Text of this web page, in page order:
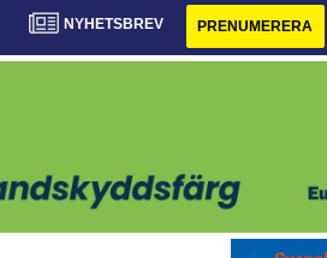
NYHETSBREV PRENUMERERA